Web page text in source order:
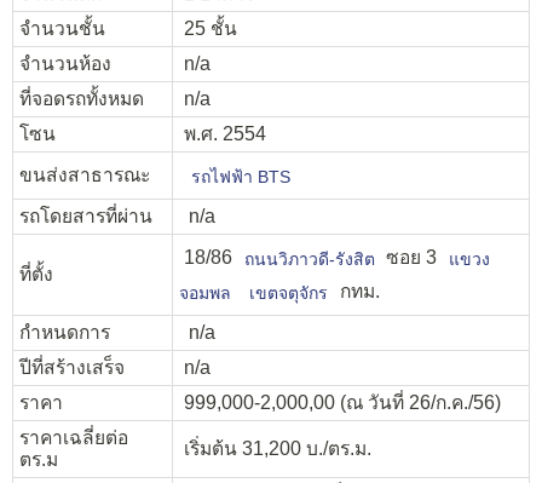
จำนวนชั้น
25 ชั้น
จำนวนห้อง
n/a
ที่จอดรถทั้งหมด
n/a
โซน
พ.ศ. 2554
ขนส่งสาธารณะ
รถไฟฟ้า BTS
รถโดยสารที่ผ่าน n/a
ที่ตั้ง
18/86 ถนนวิภาวดี-รังสิต ซอย 3
แขวง
จอมพล
เขตจตุจักร
กทม.
กำหนดการ
n/a
ปีที่สร้างเสร็จ
n/a
ราคา
999,000-2,000,00 (ณ วันที่ 26/ก.ค./56)
ราคาเฉลี่ยต่อ
ตร.ม
เริ่มต้น 31,200 บ./ตร.ม.